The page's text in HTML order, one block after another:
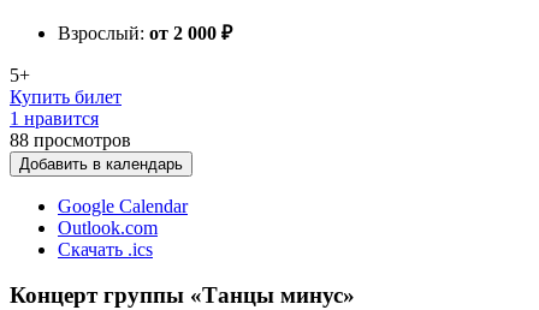
Взрослый: от 2 000 ₽
5+
Купить билет
1 нравится
88 просмотров
Добавить в календарь
Google Calendar
Outlook.com
Скачать .ics
Концерт группы «Танцы минус»